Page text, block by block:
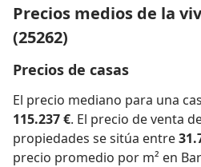
Precios medios de la
(25262)
Precios de casas
El precio mediano para una
115.237 €. El precio de venta
propiedades se sitúa entre
precio promedio por m² en